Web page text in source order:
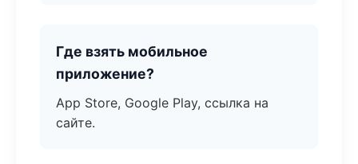
Где взять мобильное
приложение?
App Store, Google Play, ссылка на
сайте.